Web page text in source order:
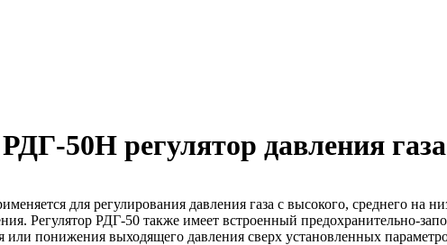
50Н регулятор давления газа
для регулирования давления газа с высокого, среднего на
Регулятор РДГ-50 также имеет встроенный предохранительно-
или понижения выходящего давления сверх установленных